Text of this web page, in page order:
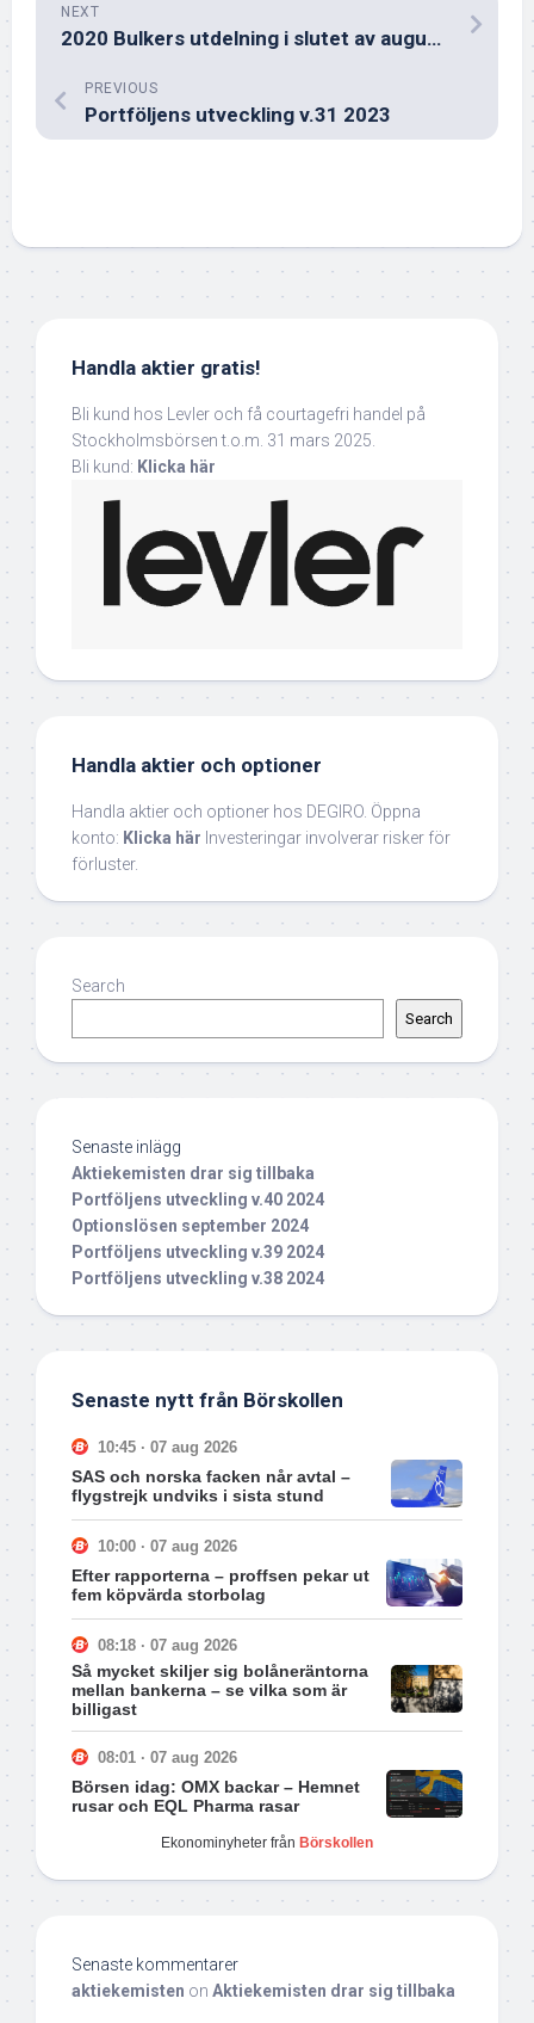
NEXT
2020 Bulkers utdelning i slutet av augusti 2023
PREVIOUS
Portföljens utveckling v.31 2023
Handla aktier gratis!
Bli kund hos Levler och få courtagefri handel på
Stockholmsbörsen t.o.m. 31 mars 2025.
Bli kund: Klicka här
Handla aktier och optioner
Handla aktier och optioner hos DEGIRO. Öppna
konto: Klicka här Investeringar involverar risker för
förluster.
Search
Search
Senaste inlägg
Aktiekemisten drar sig tillbaka
Portföljens utveckling v.40 2024
Optionslösen september 2024
Portföljens utveckling v.39 2024
Portföljens utveckling v.38 2024
Senaste nytt från Börskollen
10:45 · 07 aug 2026
SAS och norska facken når avtal –
flygstrejk undviks i sista stund
10:00 · 07 aug 2026
Efter rapporterna – proffsen pekar ut
fem köpvärda storbolag
08:18 · 07 aug 2026
Så mycket skiljer sig bolåneräntorna
mellan bankerna – se vilka som är
billigast
08:01 · 07 aug 2026
Börsen idag: OMX backar – Hemnet
rusar och EQL Pharma rasar
Ekonominyheter från Börskollen
Senaste kommentarer
aktiekemisten on Aktiekemisten drar sig tillbaka